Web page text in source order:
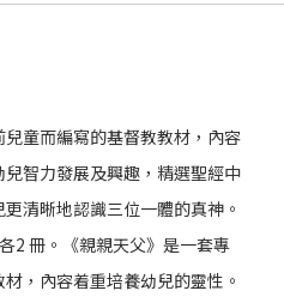
兒童而編寫的基督教教材，內容
智力發展及興趣，精選聖經中
清晰地認識三位一體的真神。
2 冊。《親親天父》是一套專
，內容着重培養幼兒的靈性。